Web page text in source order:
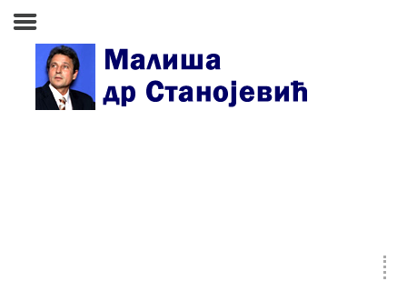
Почетна страна